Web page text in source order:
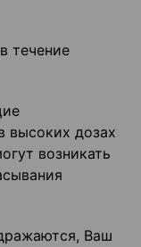
течение
высоких дозах
возникать
Ваш